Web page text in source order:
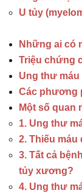
U tủy
Những ai có
Triệu chứng
Ung thư
Các phương
Một số quan
1. Ung thư
2. Thiếu
3. Tất cả
tủy xương?
4. Ung thư